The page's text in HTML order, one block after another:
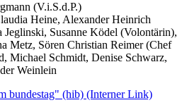
(V.i.S.d.P.)
Heine, Alexander Heinrich
Jeglinski, Susanne Ködel (Volontärin),
Metz, Sören Christian Reimer (Chef
Michael Schmidt, Denise Schwarz,
Weinlein
bundestag" (hib) (Interner Link)